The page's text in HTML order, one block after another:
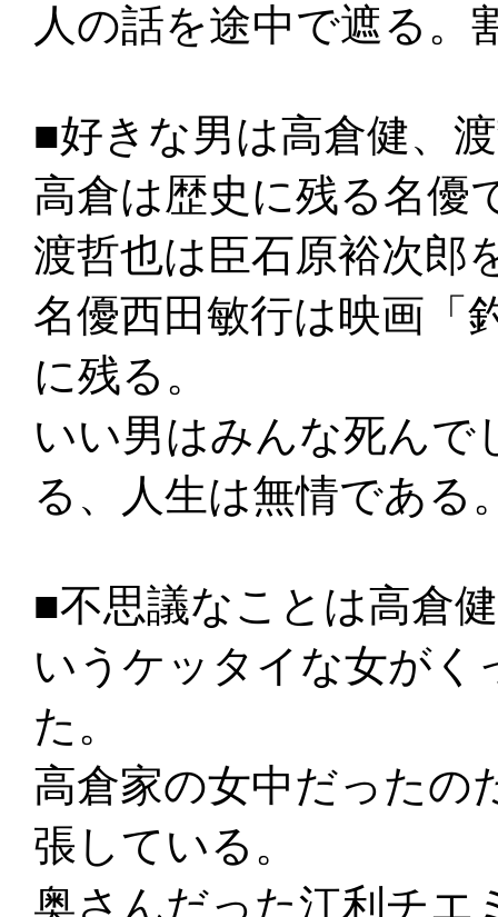
人の話を途中で遮る。
■好きな男は高倉健、
高倉は歴史に残る名優
渡哲也は臣石原裕次郎
名優西田敏行は映画「
に残る。
いい男はみんな死んで
る、人生は無情である
■不思議なことは高倉
いうケッタイな女が
た。
高倉家の女中だったの
張している。
奥さんだった江利チエ